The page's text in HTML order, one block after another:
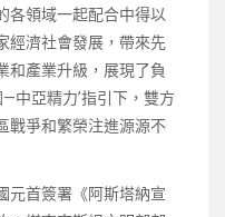
各領域一起配合中得以
經濟社會發展，帶來先
和產業升級，展現了負
中亞精力’指引下，雙方
戰爭和繁榮注進源源不
元首簽署《阿斯塔納宣